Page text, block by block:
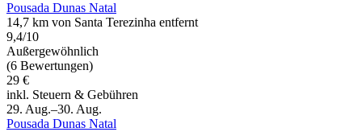
Pousada Dunas Natal
14,7 km von Santa Terezinha entfernt
9,4/10
Außergewöhnlich
(6 Bewertungen)
29 €
inkl. Steuern & Gebühren
29. Aug.–30. Aug.
Pousada Dunas Natal